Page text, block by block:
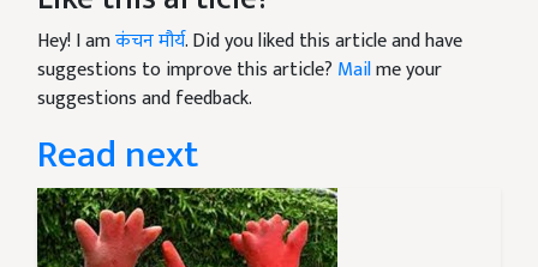
Hey! I amकंचन मौर्य. Did you liked this article and have
suggestions to improve this article? Mailme your
suggestions and feedback.
Read next